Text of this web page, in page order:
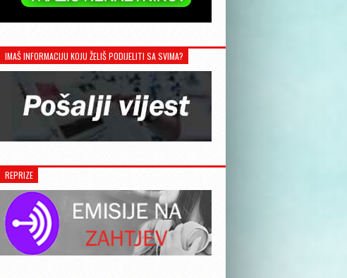
IMAŠ INFORMACIJU KOJU ŽELIŠ PODIJELITI SA SVIMA?
REPRIZE